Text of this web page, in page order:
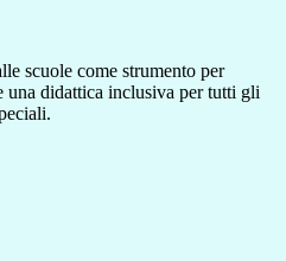
scuole come strumento per
una didattica inclusiva per tutti gli